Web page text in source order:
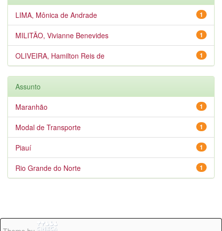
1
LIMA, Mônica de Andrade
1
MILITÃO, Vivianne Benevides
1
OLIVEIRA, Hamilton Reis de
Assunto
1
Maranhão
1
Modal de Transporte
1
Piauí
1
Rio Grande do Norte